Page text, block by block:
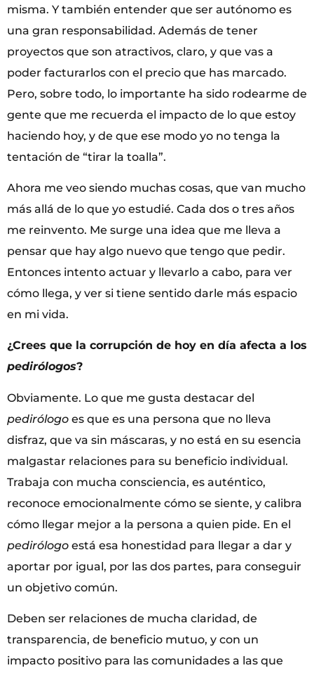
misma. Y también entender que ser autónomo es
una gran responsabilidad. Además de tener
proyectos que son atractivos, claro, y que vas a
poder facturarlos con el precio que has marcado.
Pero, sobre todo, lo importante ha sido rodearme de
gente que me recuerda el impacto de lo que estoy
haciendo hoy, y de que ese modo yo no tenga la
tentación de “tirar la toalla”.
Ahora me veo siendo muchas cosas, que van mucho
más allá de lo que yo estudié. Cada dos o tres años
me reinvento. Me surge una idea que me lleva a
pensar que hay algo nuevo que tengo que pedir.
Entonces intento actuar y llevarlo a cabo, para ver
cómo llega, y ver si tiene sentido darle más espacio
en mi vida.
¿Crees que la corrupción de hoy en día afecta a los
pedirólogos?
Obviamente. Lo que me gusta destacar del
pedirólogo es que es una persona que no lleva
disfraz, que va sin máscaras, y no está en su esencia
malgastar relaciones para su beneficio individual.
Trabaja con mucha consciencia, es auténtico,
reconoce emocionalmente cómo se siente, y calibra
cómo llegar mejor a la persona a quien pide. En el
pedirólogo está esa honestidad para llegar a dar y
aportar por igual, por las dos partes, para conseguir
un objetivo común.
Deben ser relaciones de mucha claridad, de
transparencia, de beneficio mutuo, y con un
impacto positivo para las comunidades a las que